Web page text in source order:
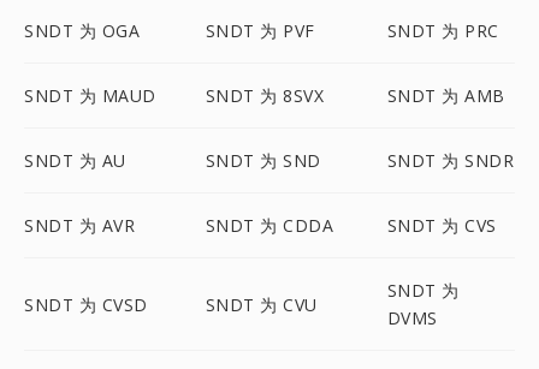
SNDT 为 OGA SNDT 为 PVF SNDT 为 PRC
SNDT 为 MAUD SNDT 为 8SVX SNDT 为 AMB
SNDT 为 AU SNDT 为 SND SNDT 为 SNDR
SNDT 为 AVR SNDT 为 CDDA SNDT 为 CVS
SNDT 为 CVSD SNDT 为 CVU
SNDT 为
DVMS